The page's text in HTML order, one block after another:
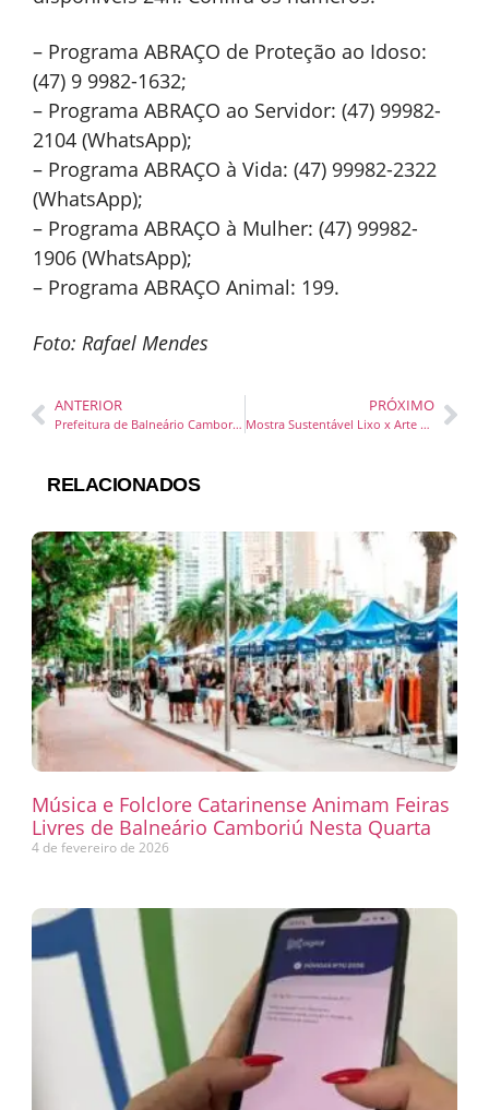
– Programa ABRAÇO de Proteção ao Idoso:
(47) 9 9982-1632;
– Programa ABRAÇO ao Servidor: (47) 99982-
2104 (WhatsApp);
– Programa ABRAÇO à Vida: (47) 99982-2322
(WhatsApp);
– Programa ABRAÇO à Mulher: (47) 99982-
1906 (WhatsApp);
– Programa ABRAÇO Animal: 199.
Foto: Rafael Mendes
ANTERIOR
Prefeitura de Balneário Camboriú intensifica ações de prevenção à dengue
PRÓXIMO
Mostra Sustentável Lixo x Arte no Praiastur em Itapema
RELACIONADOS
Música e Folclore Catarinense Animam Feiras
Livres de Balneário Camboriú Nesta Quarta
4 de fevereiro de 2026